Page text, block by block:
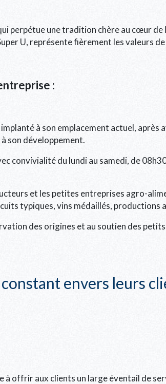
perpétue une tradition chère au cœur de
U, représente fièrement les valeurs
:
à son emplacement actuel, après
son développement.
convivialité du lundi au samedi, de
et les petites entreprises agro-
typiques, vins médaillés, productions
des origines et au soutien des
envers leurs
à offrir aux clients un large éventail de